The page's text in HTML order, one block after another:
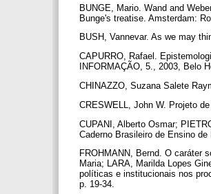
BUNGE, Mario. Wand and
Bunge's treatise. Amsterdam:
BUSH, Vannevar. As we may
CAPURRO, Rafael.
INFORMAÇÃO, 5., 2003, Belo
CHINAZZO, Suzana Salete
CRESWELL, John W. Projeto
CUPANI, Alberto Osmar;
Caderno Brasileiro de Ensino
FROHMANN, Bernd. O caráter
Maria; LARA, Marilda Lopes
políticas e institucionais nos
p. 19-34.